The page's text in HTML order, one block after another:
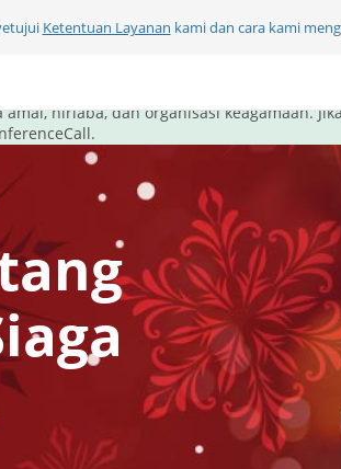
Ketentuan Layanan kami dan cara kami
melayani komunitasnya dengan
amal, nirlaba, dan organisasi keagamaan.